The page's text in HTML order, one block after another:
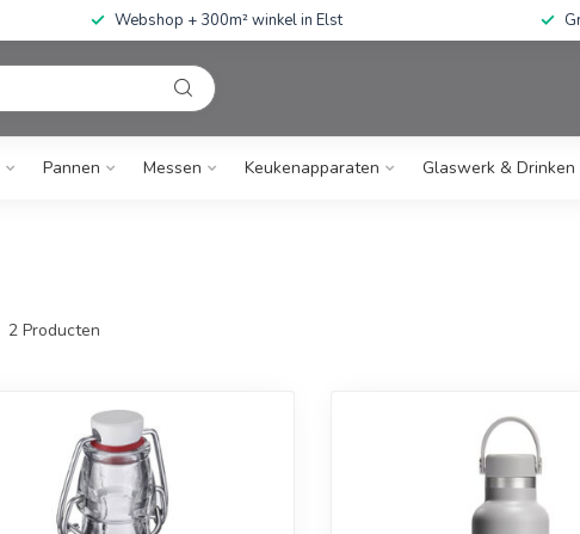
Webshop + 300m² winkel in Elst Gratis
Pannen Messen Keukenapparaten Glaswerk & Drinken
2 Producten